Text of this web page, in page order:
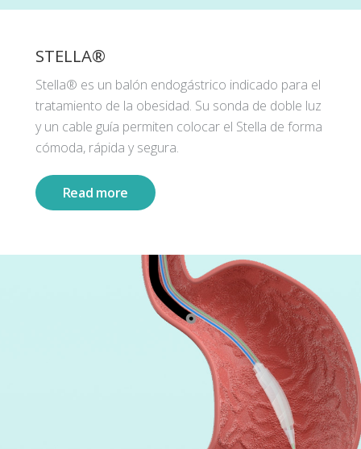
STELLA®
Stella® es un balón endogástrico indicado para el
tratamiento de la obesidad. Su sonda de doble luz
y un cable guía permiten colocar el Stella de forma
cómoda, rápida y segura.
Read more